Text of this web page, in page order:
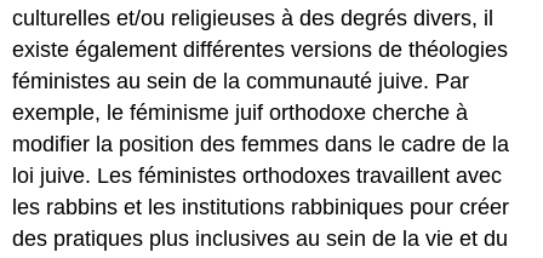
culturelles et/ou religieuses à des degrés divers, il
existe également différentes versions de théologies
féministes au sein de la communauté juive. Par
exemple, le féminisme juif orthodoxe cherche à
modifier la position des femmes dans le cadre de la
loi juive. Les féministes orthodoxes travaillent avec
les rabbins et les institutions rabbiniques pour créer
des pratiques plus inclusives au sein de la vie et du